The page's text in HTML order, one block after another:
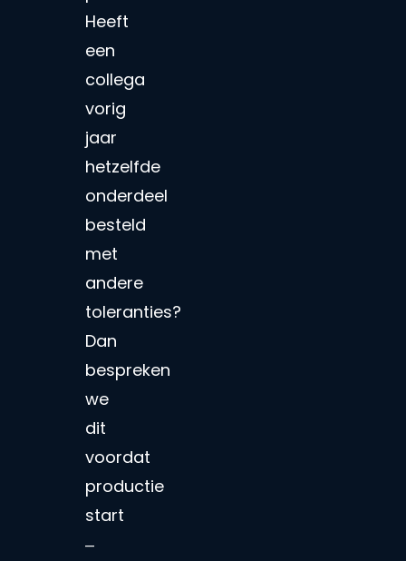
Heeft
een
collega
vorig
jaar
hetzelfde
onderdeel
besteld
met
andere
toleranties?
Dan
bespreken
we
dit
voordat
productie
start
–